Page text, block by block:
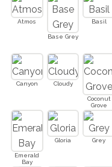
Atmos
Base Grey
Basil
Canyon Cloudy
Coconut
Grove
Emerald
Bay
Gloria Grey